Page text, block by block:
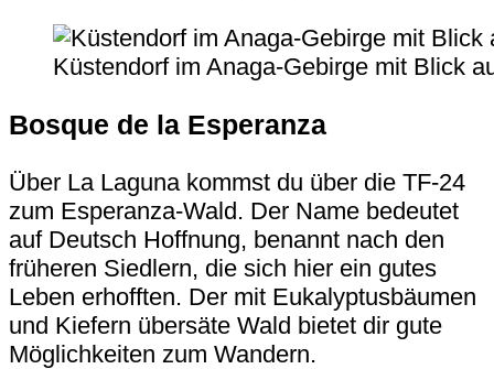
Küstendorf im Anaga-Gebirge mit Blick
Bosque de la Esperanza
Über La Laguna kommst du über die TF-24
zum Esperanza-Wald. Der Name bedeutet
auf Deutsch Hoffnung, benannt nach den
früheren Siedlern, die sich hier ein gutes
Leben erhofften. Der mit Eukalyptusbäumen
und Kiefern übersäte Wald bietet dir gute
Möglichkeiten zum Wandern.